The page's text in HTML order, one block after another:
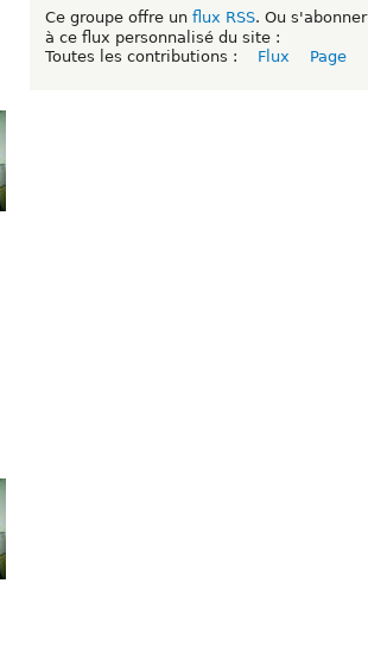
Ce groupe offre un flux RSS. Ou s'abonner
à ce flux personnalisé du site :
Toutes les contributions :
Flux Page